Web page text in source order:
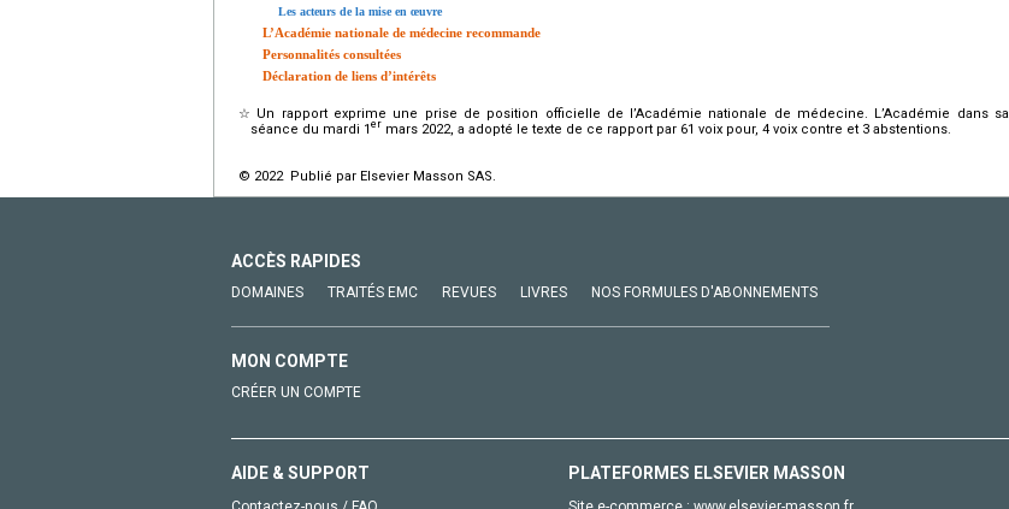
Les acteurs de la mise en œuvre
L’Académie nationale de médecine recommande
Personnalités consultées
Déclaration de liens d’intérêts
☆ Un rapport exprime une prise de position officielle de l’Académie nationale de médecine. L’Académie dans sa
séance du mardi 1 er mars 2022, a adopté le texte de ce rapport par 61 voix pour, 4 voix contre et 3 abstentions.
© 2022 Publié par Elsevier Masson SAS.
ACCÈS RAPIDES
DOMAINES TRAITÉS EMC REVUES LIVRES NOS FORMULES D'ABONNEMENTS
MON COMPTE
CRÉER UN COMPTE
AIDE & SUPPORT PLATEFORMES ELSEVIER MASSON